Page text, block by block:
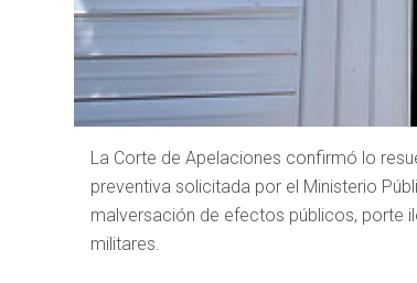
La Corte de Apelaciones confirmó lo
preventiva solicitada por el Ministerio
malversación de efectos públicos, porte
militares.